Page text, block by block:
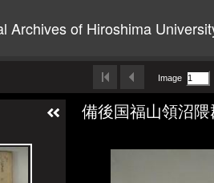
Archives of Hiroshima